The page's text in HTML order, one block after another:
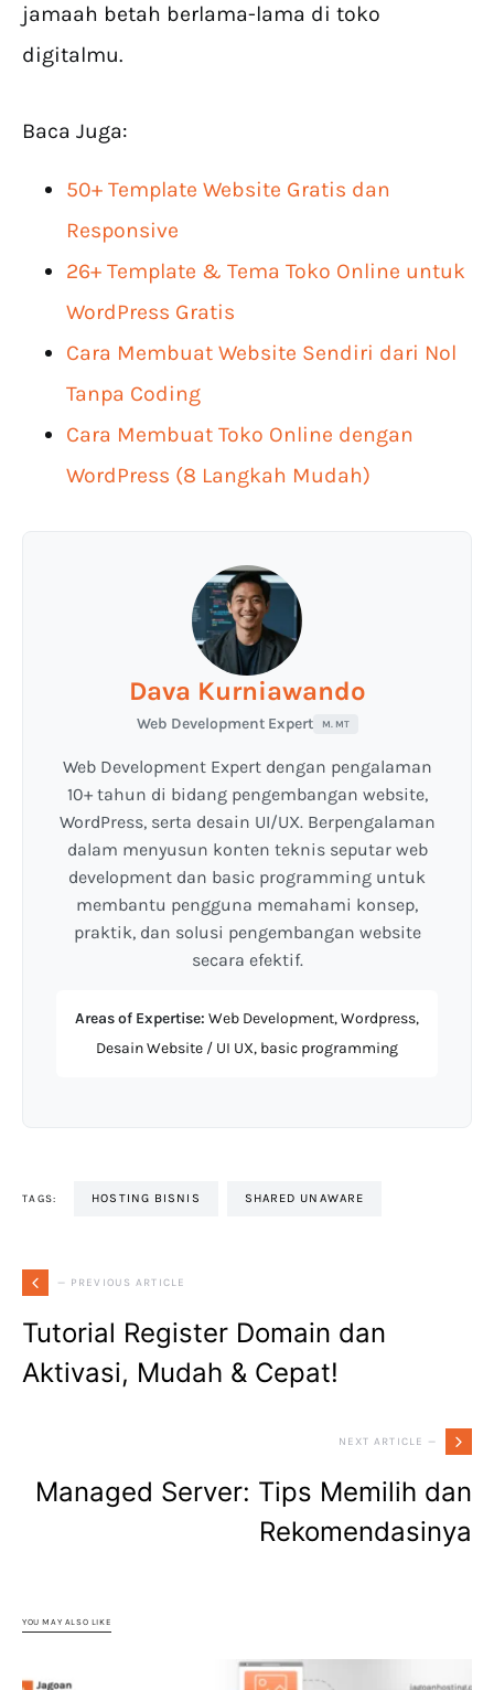
jamaah betah berlama-lama di toko
digitalmu.
Baca Juga:
50+ Template Website Gratis dan
Responsive
26+ Template & Tema Toko Online untuk
WordPress Gratis
Cara Membuat Website Sendiri dari Nol
Tanpa Coding
Cara Membuat Toko Online dengan
WordPress (8 Langkah Mudah)
Dava Kurniawando
Web Development Expert M. MT
Web Development Expert dengan pengalaman
10+ tahun di bidang pengembangan website,
WordPress, serta desain UI/UX. Berpengalaman
dalam menyusun konten teknis seputar web
development dan basic programming untuk
membantu pengguna memahami konsep,
praktik, dan solusi pengembangan website
secara efektif.
Areas of Expertise: Web Development, Wordpress,
Desain Website / UI UX, basic programming
TAGS: HOSTING BISNIS SHARED UNAWARE
— PREVIOUS ARTICLE
Tutorial Register Domain dan
Aktivasi, Mudah & Cepat!
NEXT ARTICLE —
Managed Server: Tips Memilih dan
Rekomendasinya
YOU MAY ALSO LIKE